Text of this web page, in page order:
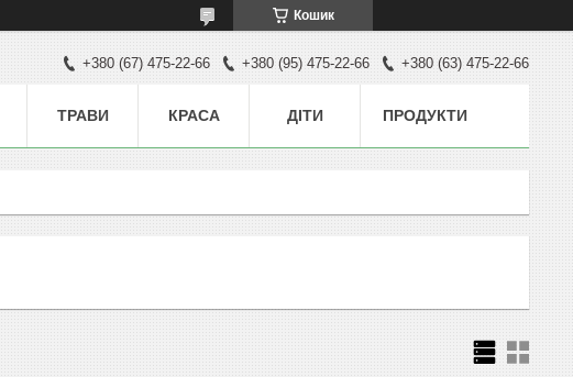
Кошик
+380 (67) 475-22-66 +380 (95) 475-22-66 +380 (63) 475-22-66
ТРАВИ КРАСА ДІТИ ПРОДУКТИ